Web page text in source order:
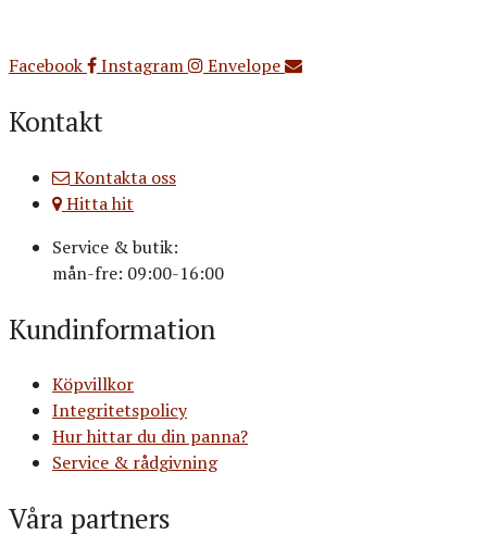
Facebook
Instagram Envelope
Kontakt
Kontakta oss
Hitta hit
Service & butik:
mån-fre: 09:00-16:00
Kundinformation
Köpvillkor
Integritetspolicy
Hur hittar du din panna?
Service & rådgivning
Våra partners